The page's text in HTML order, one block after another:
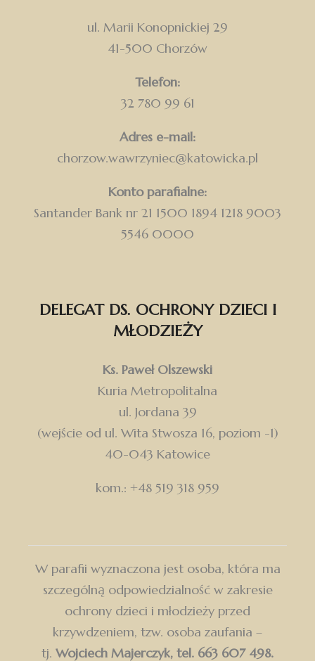
ul. Marii Konopnickiej 29
41-500 Chorzów
Telefon:
32 780 99 61
Adres e-mail:
chorzow.wawrzyniec@katowicka.pl
Konto parafialne:
Santander Bank nr 21 1500 1894 1218 9003
5546 0000
DELEGAT DS. OCHRONY DZIECI I
MŁODZIEŻY
Ks. Paweł Olszewski
Kuria Metropolitalna
ul. Jordana 39
(wejście od ul. Wita Stwosza 16, poziom -1)
40-043 Katowice
kom.: +48 519 318 959
W parafii wyznaczona jest osoba, która ma
szczególną odpowiedzialność w zakresie
ochrony dzieci i młodzieży przed
krzywdzeniem, tzw. osoba zaufania –
tj. Wojciech Majerczyk, tel. 663 607 498.